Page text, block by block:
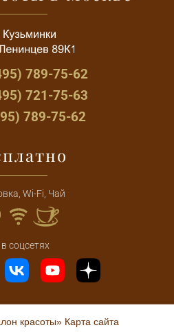
789-75-62
721-75-63
789-75-62
Wi-Fi, Чай
соцсетях
красоты» Карта сайта